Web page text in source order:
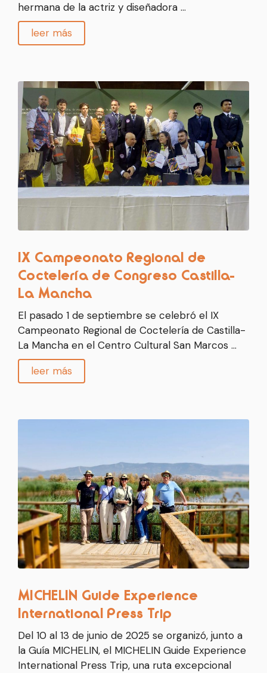
hermana de la actriz y diseñadora …
leer más
IX Campeonato Regional de
Coctelería de Congreso Castilla-
La Mancha
El pasado 1 de septiembre se celebró el IX
Campeonato Regional de Coctelería de Castilla-
La Mancha en el Centro Cultural San Marcos …
leer más
MICHELIN Guide Experience
International Press Trip
Del 10 al 13 de junio de 2025 se organizó, junto a
la Guía MICHELIN, el MICHELIN Guide Experience
International Press Trip, una ruta excepcional